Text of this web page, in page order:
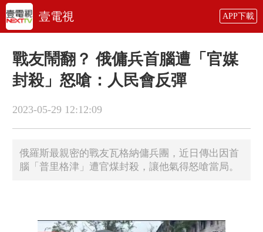
壹電視 APP下載
戰友鬧翻？ 俄傭兵首腦遭「官媒
封殺」怒嗆：人民會反彈
2023-05-29 12:12:09
俄羅斯最親密的戰友瓦格納傭兵團，近日傳出因首
腦「普里格津」遭官煤封殺，讓他氣得怒嗆當局。